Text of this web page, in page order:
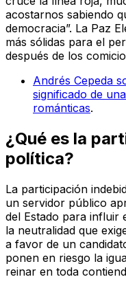
acostarnos sabiendo
democracia”. La Paz
más sólidas para el
después de los
Andrés Cepeda
significado de
románticas.
¿Qué es la
política?
La participación
un servidor público
del Estado para influir
la neutralidad que
a favor de un
ponen en riesgo la
reinar en toda